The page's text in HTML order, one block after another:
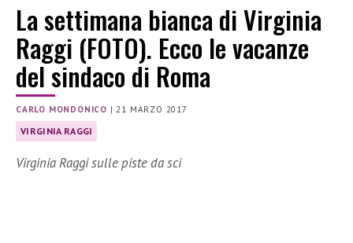
La settimana bianca di Virginia
Raggi (FOTO). Ecco le vacanze
del sindaco di Roma
CARLO MONDONICO |21 MARZO 2017
VIRGINIA RAGGI
Virginia Raggi sulle piste da sci